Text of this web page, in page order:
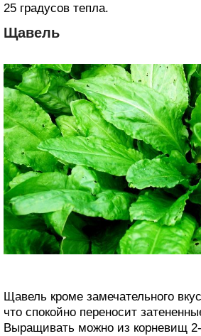
25 градусов тепла.
Щавель
Щавель кроме замечательного
что спокойно переносит
Выращивать можно из корневищ